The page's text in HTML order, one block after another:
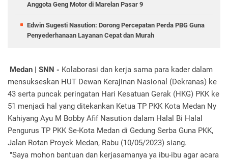
Anggota Geng Motor di Marelan Pasar 9
Edwin Sugesti Nasution: Dorong Percepatan Perda PBG Guna
Penyederhanaan Layanan Cepat dan Murah
Medan | SNN - Kolaborasi dan kerja sama para kader dalam
mensukseskan HUT Dewan Kerajinan Nasional (Dekranas) ke
43 serta puncak peringatan Hari Kesatuan Gerak (HKG) PKK ke
51 menjadi hal yang ditekankan Ketua TP PKK Kota Medan Ny
Kahiyang Ayu M Bobby Afif Nasution dalam Halal Bi Halal
Pengurus TP PKK Se-Kota Medan di Gedung Serba Guna PKK,
Jalan Rotan Proyek Medan, Rabu (10/05/2023) siang.
"Saya mohon bantuan dan kerjasamanya ya ibu-ibu agar acara